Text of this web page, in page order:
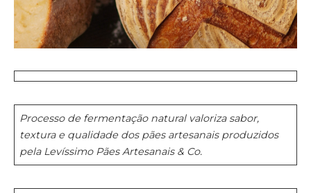
Processo de fermentação natural valoriza sabor,
textura e qualidade dos pães artesanais produzidos
pela Levíssimo Pães Artesanais & Co.